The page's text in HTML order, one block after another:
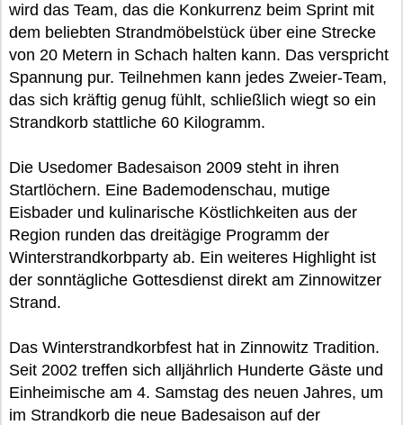
wird das Team, das die Konkurrenz beim Sprint mit
dem beliebten Strandmöbelstück über eine Strecke
von 20 Metern in Schach halten kann. Das verspricht
Spannung pur. Teilnehmen kann jedes Zweier-Team,
das sich kräftig genug fühlt, schließlich wiegt so ein
Strandkorb stattliche 60 Kilogramm.
Die Usedomer Badesaison 2009 steht in ihren
Startlöchern. Eine Bademodenschau, mutige
Eisbader und kulinarische Köstlichkeiten aus der
Region runden das dreitägige Programm der
Winterstrandkorbparty ab. Ein weiteres Highlight ist
der sonntägliche Gottesdienst direkt am Zinnowitzer
Strand.
Das Winterstrandkorbfest hat in Zinnowitz Tradition.
Seit 2002 treffen sich alljährlich Hunderte Gäste und
Einheimische am 4. Samstag des neuen Jahres, um
im Strandkorb die neue Badesaison auf der